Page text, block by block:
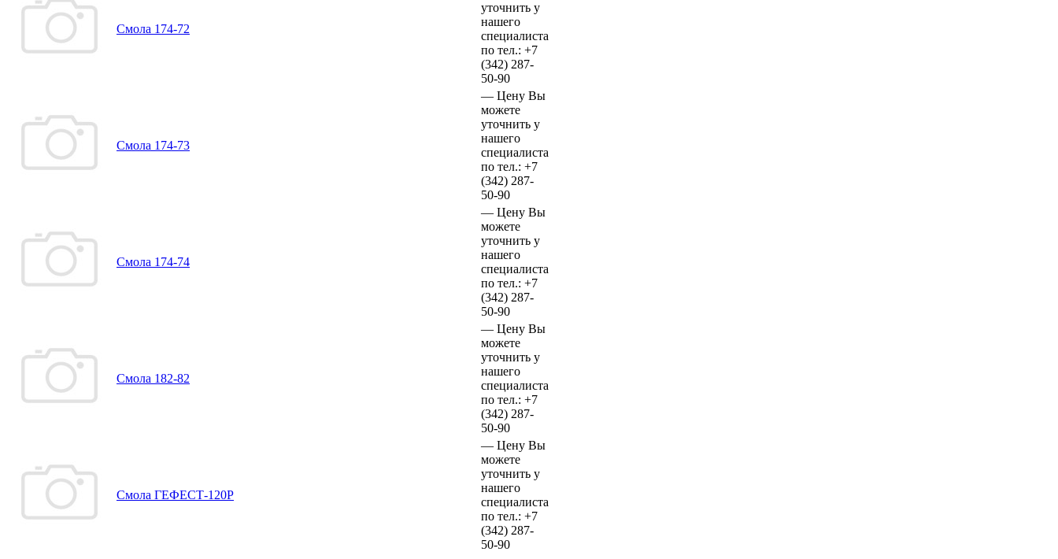
Смола 174-72
уточнить у
нашего
специалиста
по тел.: +7
(342) 287-
50-90
Смола 174-73
— Цену Вы
можете
уточнить у
нашего
специалиста
по тел.: +7
(342) 287-
50-90
Смола 174-74
— Цену Вы
можете
уточнить у
нашего
специалиста
по тел.: +7
(342) 287-
50-90
Смола 182-82
— Цену Вы
можете
уточнить у
нашего
специалиста
по тел.: +7
(342) 287-
50-90
Смола ГЕФЕСТ-120Р
— Цену Вы
можете
уточнить у
нашего
специалиста
по тел.: +7
(342) 287-
50-90